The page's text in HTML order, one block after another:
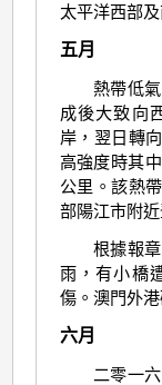
太平洋西部
五月
熱帶低
成後大致向
岸，翌日轉
高強度時其
公里。該熱
部陽江市附
根據報
雨，有小橋
傷。澳門外
六月
二零一